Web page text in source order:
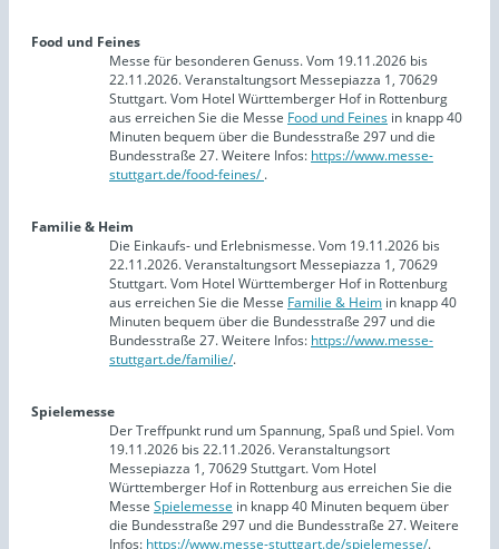
Food und Feines
Messe für besonderen Genuss. Vom 19.11.2026 bis
22.11.2026. Veranstaltungsort Messepiazza 1, 70629
Stuttgart. Vom Hotel Württemberger Hof in Rottenburg
aus erreichen Sie die Messe Food und Feines in knapp 40
Minuten bequem über die Bundesstraße 297 und die
Bundesstraße 27. Weitere Infos: https://www.messe-
stuttgart.de/food-feines/.
Familie & Heim
Die Einkaufs- und Erlebnismesse. Vom 19.11.2026 bis
22.11.2026. Veranstaltungsort Messepiazza 1, 70629
Stuttgart. Vom Hotel Württemberger Hof in Rottenburg
aus erreichen Sie die Messe Familie & Heim in knapp 40
Minuten bequem über die Bundesstraße 297 und die
Bundesstraße 27. Weitere Infos: https://www.messe-
stuttgart.de/familie/.
Spielemesse
Der Treffpunkt rund um Spannung, Spaß und Spiel. Vom
19.11.2026 bis 22.11.2026. Veranstaltungsort
Messepiazza 1, 70629 Stuttgart. Vom Hotel
Württemberger Hof in Rottenburg aus erreichen Sie die
Messe Spielemesse in knapp 40 Minuten bequem über
die Bundesstraße 297 und die Bundesstraße 27. Weitere
Infos: https://www.messe-stuttgart.de/spielemesse/.